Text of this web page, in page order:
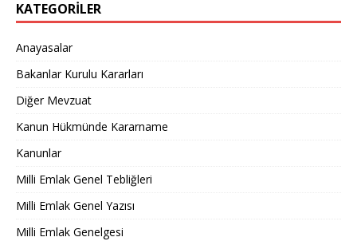
KATEGORILER
Anayasalar
Bakanlar Kurulu Kararları
Diğer Mevzuat
Kanun Hükmünde Kararname
Kanunlar
Milli Emlak Genel Tebliğleri
Milli Emlak Genel Yazısı
Milli Emlak Genelgesi